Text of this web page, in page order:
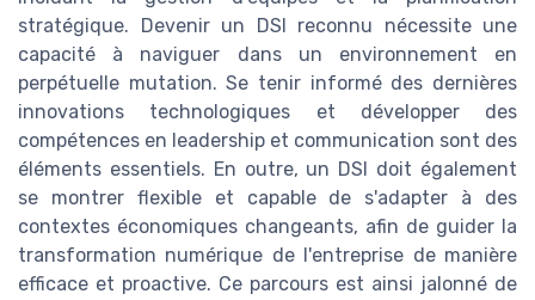
stratégique. Devenir un DSI reconnu nécessite une
capacité à naviguer dans un environnement en
perpétuelle mutation. Se tenir informé des dernières
innovations technologiques et développer des
compétences en leadership et communication sont des
éléments essentiels. En outre, un DSI doit également
se montrer flexible et capable de s'adapter à des
contextes économiques changeants, afin de guider la
transformation numérique de l'entreprise de manière
efficace et proactive. Ce parcours est ainsi jalonné de